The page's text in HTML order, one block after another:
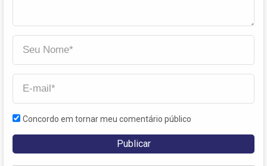
Concordo em tornar meu comentário público